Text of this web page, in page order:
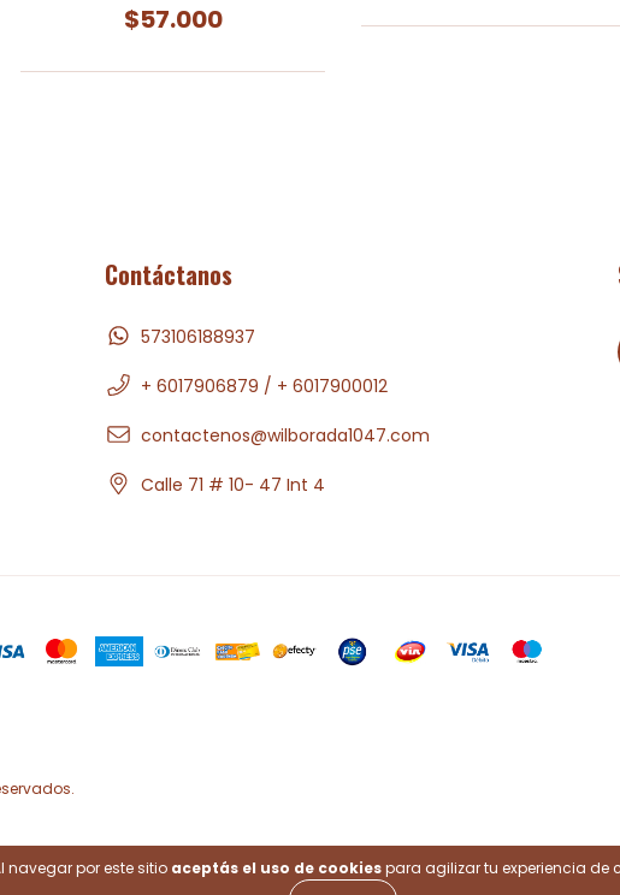
navegar por este sitio aceptás el uso de cookiespara agilizar tu experiencia de
$57.000
Contáctanos
573106188937
+ 6017906879 / + 6017900012
contactenos@wilborada1047.com
Calle 71 # 10- 47 Int 4